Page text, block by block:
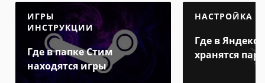
ИГРЫ
ИНСТРУКЦИИ
Где в папке Стим
находятся игры
НАСТРОЙКА
Где в Яндекс
хранятся